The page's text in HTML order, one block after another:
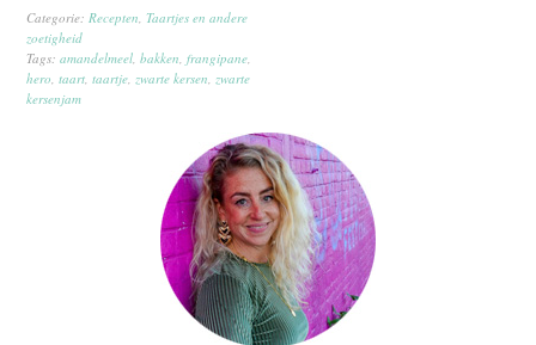
Categorie: Recepten ,Taartjes en andere
zoetigheid
Tags:amandelmeel ,bakken ,frangipane
hero ,taart ,taartje zwarte kersen zwarte
kersenjam